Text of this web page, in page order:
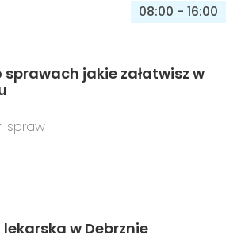
08:00 - 16:00
jakie załatwisz w
spraw
w Debrznie